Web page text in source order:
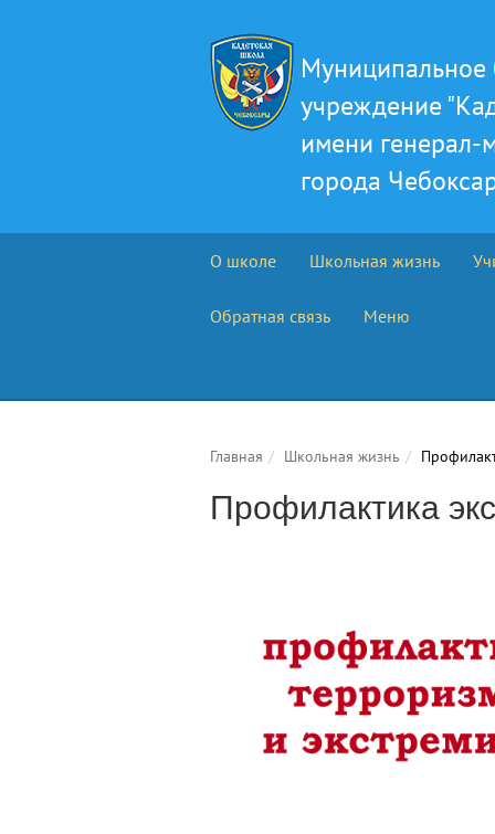
учреждение
имени
города
О школе Школьная жизнь
Обратная связь Меню
Главная Школьная жизнь
Профилактика